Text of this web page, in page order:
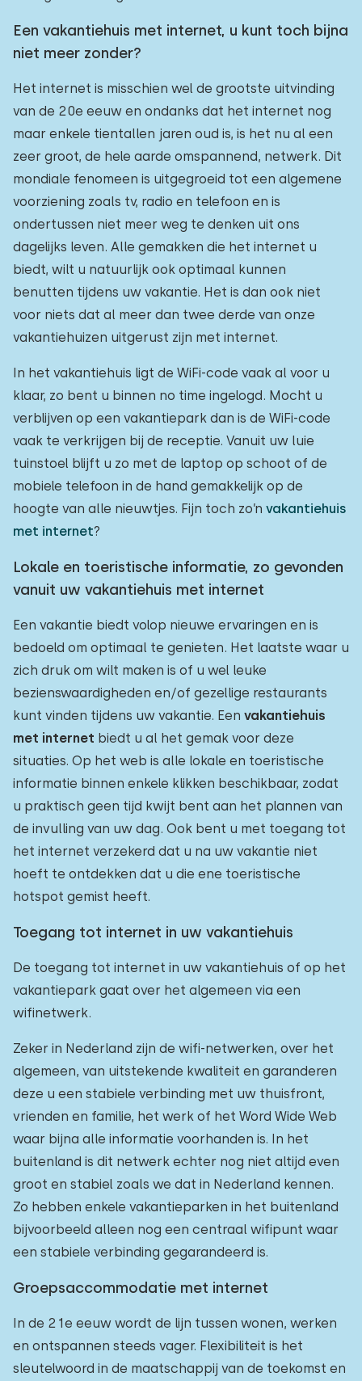
Een vakantiehuis met internet, u kunt toch bijna
niet meer zonder?
Het internet is misschien wel de grootste uitvinding
van de 20e eeuw en ondanks dat het internet nog
maar enkele tientallen jaren oud is, is het nu al een
zeer groot, de hele aarde omspannend, netwerk. Dit
mondiale fenomeen is uitgegroeid tot een algemene
voorziening zoals tv, radio en telefoon en is
ondertussen niet meer weg te denken uit ons
dagelijks leven. Alle gemakken die het internet u
biedt, wilt u natuurlijk ook optimaal kunnen
benutten tijdens uw vakantie. Het is dan ook niet
voor niets dat al meer dan twee derde van onze
vakantiehuizen uitgerust zijn met internet.
In het vakantiehuis ligt de WiFi-code vaak al voor u
klaar, zo bent u binnen no time ingelogd. Mocht u
verblijven op een vakantiepark dan is de WiFi-code
vaak te verkrijgen bij de receptie. Vanuit uw luie
tuinstoel blijft u zo met de laptop op schoot of de
mobiele telefoon in de hand gemakkelijk op de
hoogte van alle nieuwtjes. Fijn toch zo’n vakantiehuis
met internet?
Lokale en toeristische informatie, zo gevonden
vanuit uw vakantiehuis met internet
Een vakantie biedt volop nieuwe ervaringen en is
bedoeld om optimaal te genieten. Het laatste waar u
zich druk om wilt maken is of u wel leuke
bezienswaardigheden en/of gezellige restaurants
kunt vinden tijdens uw vakantie. Een vakantiehuis
met internet biedt u al het gemak voor deze
situaties. Op het web is alle lokale en toeristische
informatie binnen enkele klikken beschikbaar, zodat
u praktisch geen tijd kwijt bent aan het plannen van
de invulling van uw dag. Ook bent u met toegang tot
het internet verzekerd dat u na uw vakantie niet
hoeft te ontdekken dat u die ene toeristische
hotspot gemist heeft.
Toegang tot internet in uw vakantiehuis
De toegang tot internet in uw vakantiehuis of op het
vakantiepark gaat over het algemeen via een
wifinetwerk.
Zeker in Nederland zijn de wifi-netwerken, over het
algemeen, van uitstekende kwaliteit en garanderen
deze u een stabiele verbinding met uw thuisfront,
vrienden en familie, het werk of het Word Wide Web
waar bijna alle informatie voorhanden is. In het
buitenland is dit netwerk echter nog niet altijd even
groot en stabiel zoals we dat in Nederland kennen.
Zo hebben enkele vakantieparken in het buitenland
bijvoorbeeld alleen nog een centraal wifipunt waar
een stabiele verbinding gegarandeerd is.
Groepsaccommodatie met internet
In de 21e eeuw wordt de lijn tussen wonen, werken
en ontspannen steeds vager. Flexibiliteit is het
sleutelwoord in de maatschappij van de toekomst en